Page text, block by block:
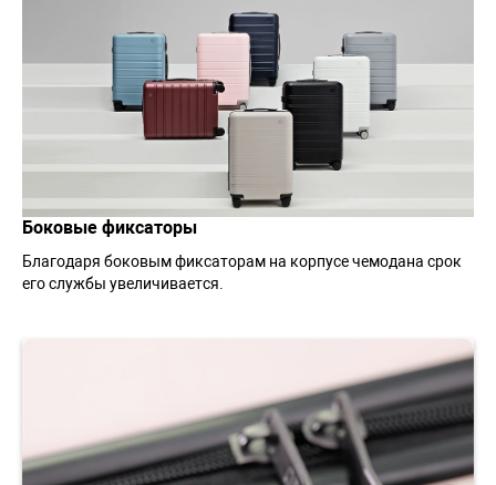
Боковые фиксаторы
Благодаря боковым фиксаторам на корпусе чемодана срок
его службы увеличивается.